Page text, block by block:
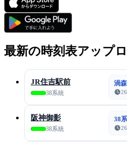
最新の時刻表アップ
JR住吉駅前
38系統
渦
阪神御影
38系統
38